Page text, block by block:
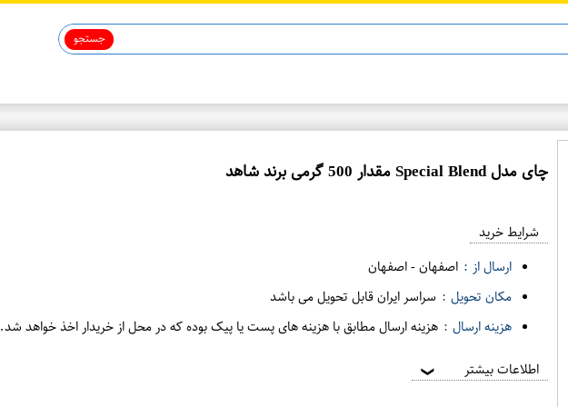
جستجو
چای مدل Special Blend مقدار 500 گرمی برند شاهد
ر
شرایط خرید
ارسال از : اصفهان-اصفهان
مکان تحویل : سراسر ایران قابل تحویل می باشد
هزینه ارسال : هزینه ارسال مطابق با هزینه های پست یا پیک بوده که در محل از خریدار اخذ خواهد شد.
اطلاعات بیشتر ❯